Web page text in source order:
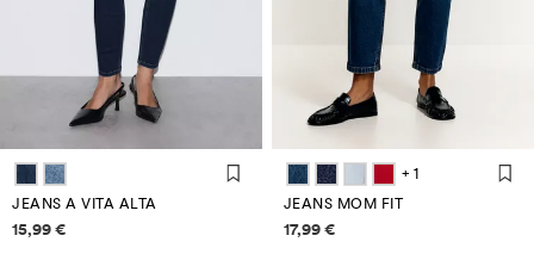
JEANS A VITA ALTA
Informazioni sui prezzi
15,99 €
+ 1
JEANS MOM FIT
Informazioni sui prezzi
17,99 €